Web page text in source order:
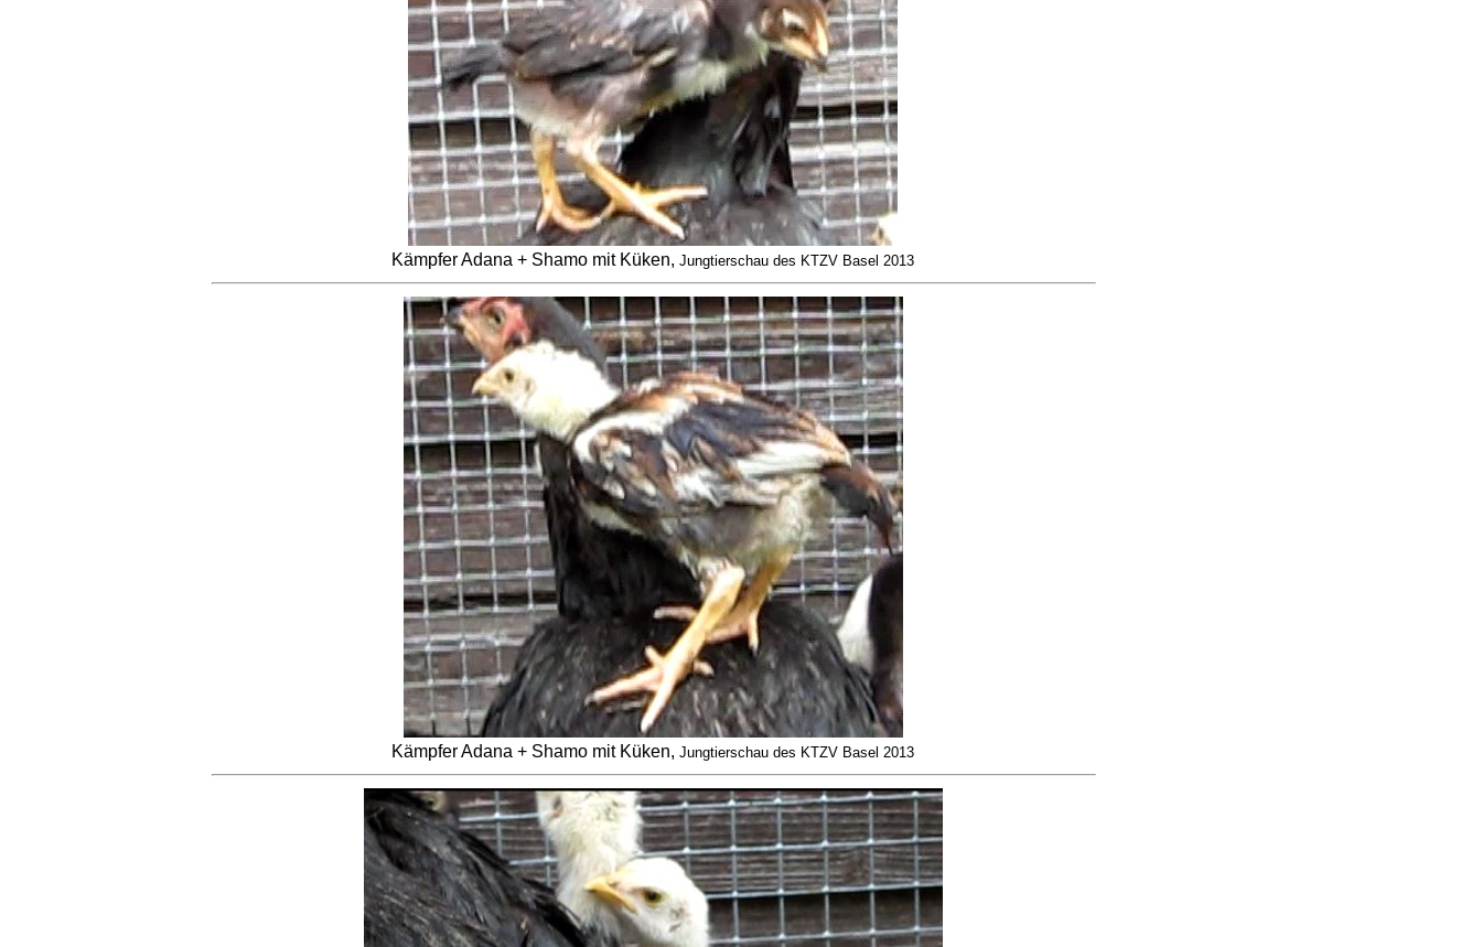
Kämpfer Adana + Shamo mit Küken, Jungtierschau des KTZV Basel 2013
Kämpfer Adana + Shamo mit Küken, Jungtierschau des KTZV Basel 2013